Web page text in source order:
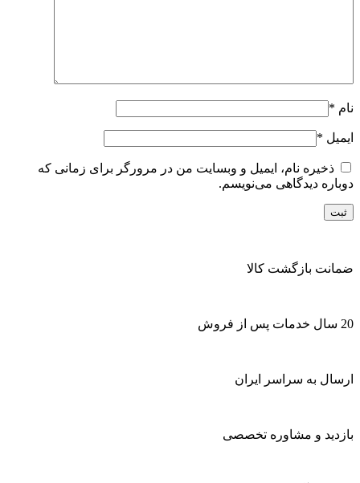
نام *
ایمیل *
ذخیره نام، ایمیل و وبسایت من در مرورگر برای زمانی که
دوباره دیدگاهی می‌نویسم.
ضمانت بازگشت کالا
20 سال خدمات پس از فروش
ارسال به سراسر ایران
بازدید و مشاوره تخصصی